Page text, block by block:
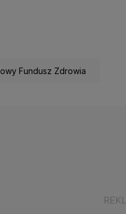
Fundusz Zdrowia